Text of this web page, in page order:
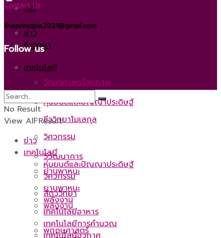
เคมี
ชีววิทยา
วิทยาศาสตร์สุขภาพ
ชีววิทยาโมเลกุล
วิวัฒนาการ
สัตววิทยา
พฤกษศาสตร์
ข่าว
เทคโนโลยี
หุ่นยนต์และปัญญาประดิษฐ์
วิศวกรรม
ยานพาหนะ
พลังงาน
Contact Us
theprincipia2021@gmail.com
Follow us
No Result
View All Result
ข่าว
เทคโนโลยี
หุ่นยนต์และปัญญาประดิษฐ์
วิศวกรรม
ยานพาหนะ
พลังงาน
เทคโนโลยีอาหาร
เทคโนโลยีการคำนวณ
เทคโนโลยีอวกาศ